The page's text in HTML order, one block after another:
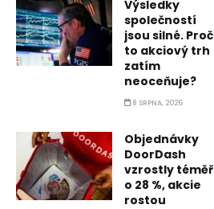
Výsledky
společností
jsou silné. Proč
to akciový trh
zatím
neoceňuje?
8 SRPNA, 2026
Objednávky
DoorDash
vzrostly téměř
o 28 %, akcie
rostou